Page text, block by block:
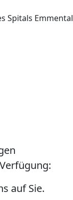
Spitals Emmental
auf Sie.